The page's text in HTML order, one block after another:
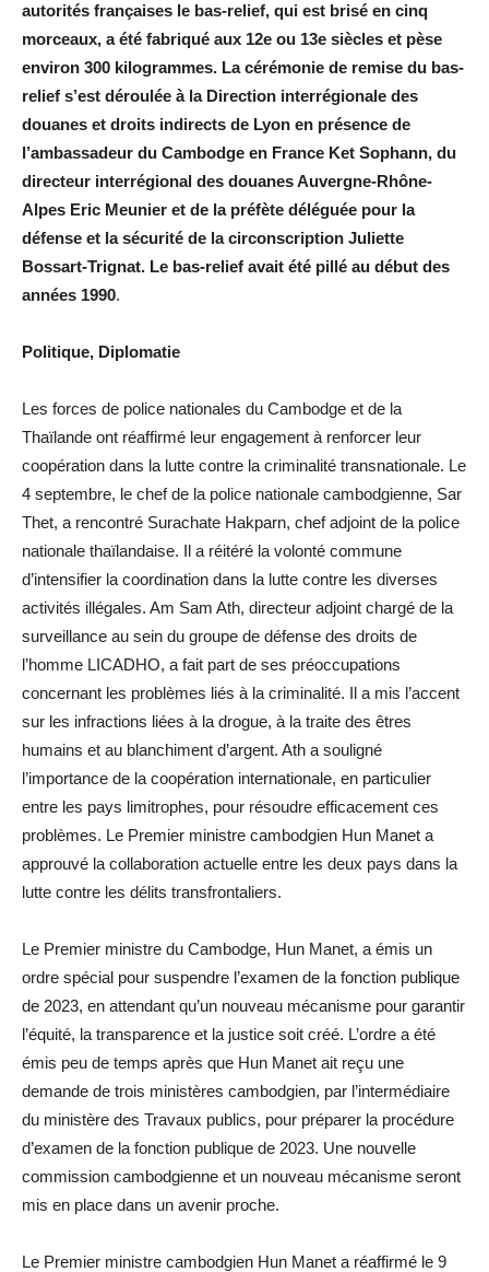
autorités françaises le bas-relief, qui est brisé en cinq
morceaux, a été fabriqué aux 12e ou 13e siècles et pèse
environ 300 kilogrammes. La cérémonie de remise du bas-
relief s’est déroulée à la Direction interrégionale des
douanes et droits indirects de Lyon en présence de
l’ambassadeur du Cambodge en France Ket Sophann, du
directeur interrégional des douanes Auvergne-Rhône-
Alpes Eric Meunier et de la préfète déléguée pour la
défense et la sécurité de la circonscription Juliette
Bossart-Trignat. Le bas-relief avait été pillé au début des
années 1990.
Politique, Diplomatie
Les forces de police nationales du Cambodge et de la
Thaïlande ont réaffirmé leur engagement à renforcer leur
coopération dans la lutte contre la criminalité transnationale. Le
4 septembre, le chef de la police nationale cambodgienne, Sar
Thet, a rencontré Surachate Hakparn, chef adjoint de la police
nationale thaïlandaise. Il a réitéré la volonté commune
d’intensifier la coordination dans la lutte contre les diverses
activités illégales. Am Sam Ath, directeur adjoint chargé de la
surveillance au sein du groupe de défense des droits de
l’homme LICADHO, a fait part de ses préoccupations
concernant les problèmes liés à la criminalité. Il a mis l’accent
sur les infractions liées à la drogue, à la traite des êtres
humains et au blanchiment d’argent. Ath a souligné
l’importance de la coopération internationale, en particulier
entre les pays limitrophes, pour résoudre efficacement ces
problèmes. Le Premier ministre cambodgien Hun Manet a
approuvé la collaboration actuelle entre les deux pays dans la
lutte contre les délits transfrontaliers.
Le Premier ministre du Cambodge, Hun Manet, a émis un
ordre spécial pour suspendre l’examen de la fonction publique
de 2023, en attendant qu’un nouveau mécanisme pour garantir
l’équité, la transparence et la justice soit créé. L’ordre a été
émis peu de temps après que Hun Manet ait reçu une
demande de trois ministères cambodgien, par l’intermédiaire
du ministère des Travaux publics, pour préparer la procédure
d’examen de la fonction publique de 2023. Une nouvelle
commission cambodgienne et un nouveau mécanisme seront
mis en place dans un avenir proche.
Le Premier ministre cambodgien Hun Manet a réaffirmé le 9